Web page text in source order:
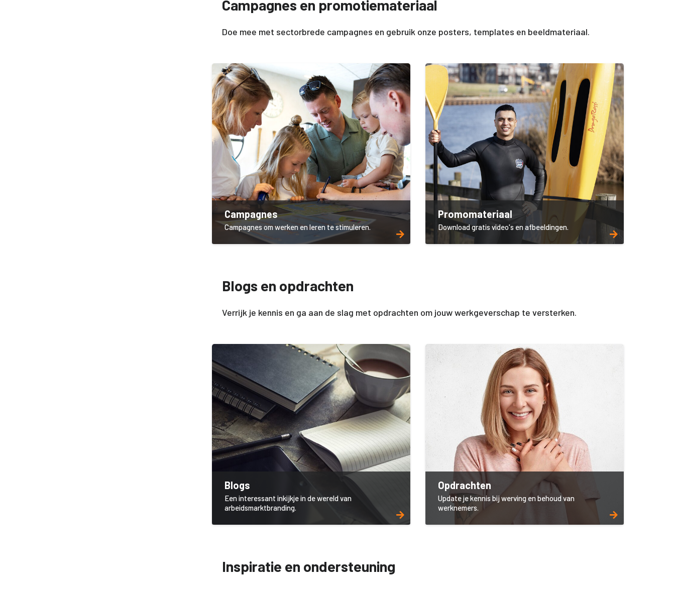
Campagnes en promotiemateriaal
Doe mee met sectorbrede campagnes en gebruik onze posters, templates en beeldmateriaal.
Campagnes
Campagnes om werken en leren te stimuleren.
Promomateriaal
Download gratis video's en afbeeldingen.
Blogs en opdrachten
Verrijk je kennis en ga aan de slag met opdrachten om jouw werkgeverschap te versterken.
Blogs
Een interessant inkijkje in de wereld van
arbeidsmarktbranding.
Opdrachten
Update je kennis bij werving en behoud van
werknemers.
Inspiratie en ondersteuning